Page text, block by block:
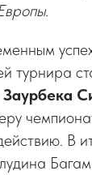
турнира
Заурбека
В